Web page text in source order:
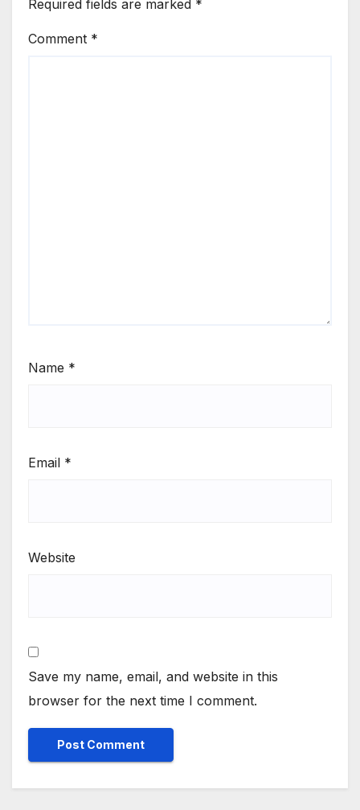
Required fields are marked *
Comment *
Name *
Email *
Website
Save my name, email, and website in this
browser for the next time I comment.